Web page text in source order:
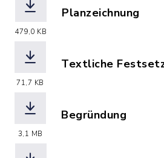
479,0 KB
Planzeichnung
71,7 KB
Textliche
3,1 MB
Begründung